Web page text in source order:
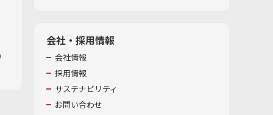
会社・採用情報
会社情報
採用情報
サステナビリティ
お問い合わせ